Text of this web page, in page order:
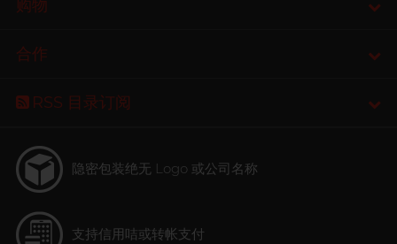
购物
合作
RSS 目录订阅
隐密包装绝无 Logo 或公司名称
支持信用咭或转帐支付